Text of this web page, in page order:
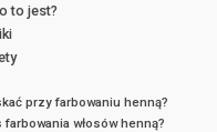
to jest?
przy farbowaniu henną?
włosów henną?